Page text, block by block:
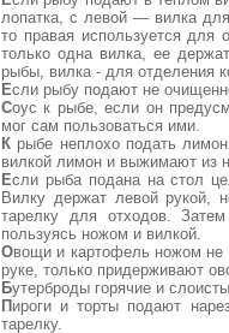
лопатка, с левой — вилка
то правая используется для
только одна вилка, ее
рыбы, вилка - для отделения
Если рыбу подают не
Соус к рыбе, если он
мог сам пользоваться ими.
К рыбе неплохо подать
вилкой лимон и выжимают из
Если рыба подана на стол
Вилку держат левой
тарелку для отходов.
пользуясь ножом и вилкой.
Овощи и картофель ножом не
руке, только придерживают
Бутерброды горячие и
П ироги и торты подают
тарелку.